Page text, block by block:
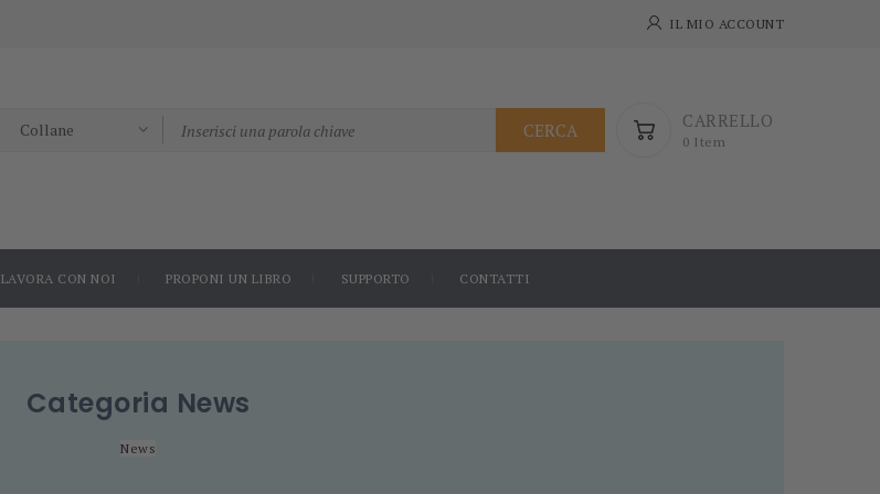
IL MIO ACCOUNT
CARRELLO
0 Item
CERCA
LAVORA CON NOI PROPONI UN LIBRO SUPPORTO CONTATTI
Categoria News
News